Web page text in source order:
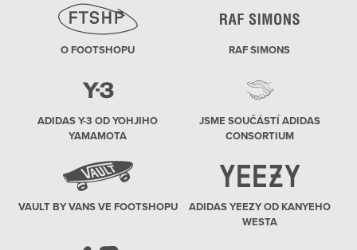
O FOOTSHOPU RAF SIMONS
ADIDAS Y-3 OD YOHJIHO
YAMAMOTA
JSME SOUČÁSTÍ ADIDAS
CONSORTIUM
VAULT BY VANS VE FOOTSHOPU
ADIDAS YEEZY OD KANYEHO
WESTA